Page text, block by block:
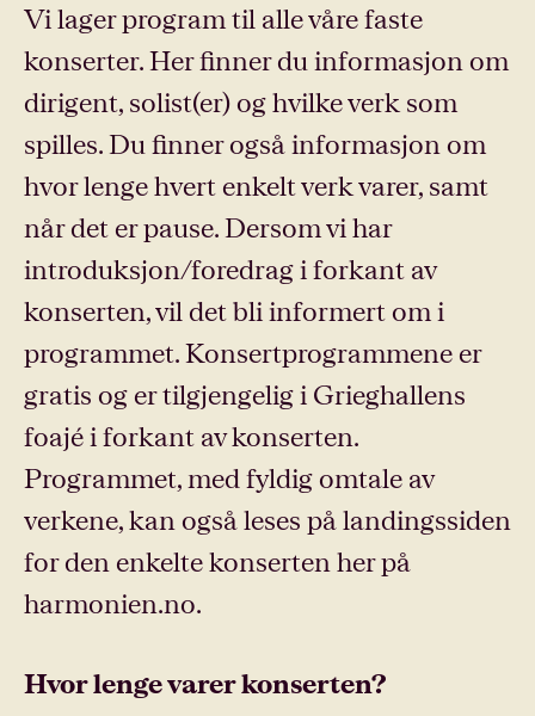
Vi lager program til alle våre faste
konserter. Her finner du informasjon om
dirigent, solist(er) og hvilke verk som
spilles. Du finner også informasjon om
hvor lenge hvert enkelt verk varer, samt
når det er pause. Dersom vi har
introduksjon/foredrag i forkant av
konserten, vil det bli informert om i
programmet. Konsertprogrammene er
gratis og er tilgjengelig i Grieghallens
foajé i forkant av konserten.
Programmet, med fyldig omtale av
verkene, kan også leses på landingssiden
for den enkelte konserten her på
harmonien.no.
Hvor lenge varer konserten?